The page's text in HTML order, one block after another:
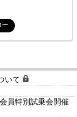
ー
いて
員特別試乗会開催